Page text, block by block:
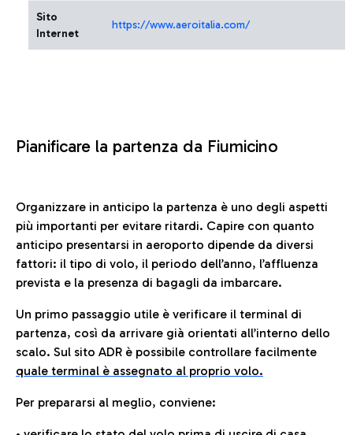
Sito
Internet
https://www.aeroitalia.com/
Pianificare la partenza da Fiumicino
Organizzare in anticipo la partenza è uno degli aspetti
più importanti per evitare ritardi. Capire con quanto
anticipo presentarsi in aeroporto dipende da diversi
fattori: il tipo di volo, il periodo dell’anno, l’affluenza
prevista e la presenza di bagagli da imbarcare.
Un primo passaggio utile è verificare il terminal di
partenza, così da arrivare già orientati all’interno dello
scalo. Sul sito ADR è possibile controllare facilmente
quale terminal è assegnato al proprio volo.
Per prepararsi al meglio, conviene: